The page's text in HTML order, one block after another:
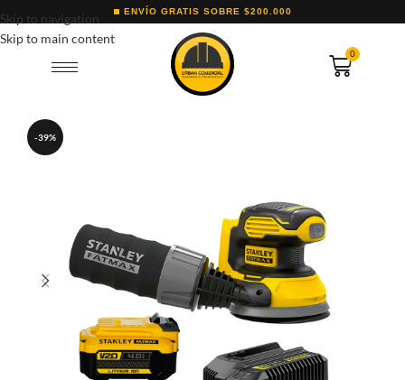
Skip to navigation
Skip to main content
ENVÍO GRATIS SOBRE $200.000
0
-39%